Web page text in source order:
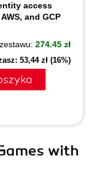
access
and GCP
274.45 zł
53,44 zł (16%)
with